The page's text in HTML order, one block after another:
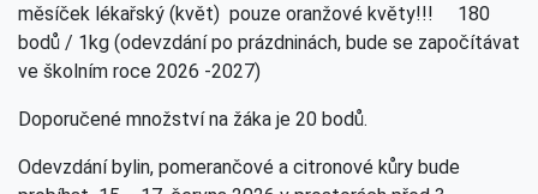
měsíček lékařský (květ) pouze oranžové květy!!! 180
bodů / 1kg (odevzdání po prázdninách, bude se započítávat
ve školním roce 2026 -2027)
Doporučené množství na žáka je 20 bodů.
Odevzdání bylin, pomerančové a citronové kůry bude